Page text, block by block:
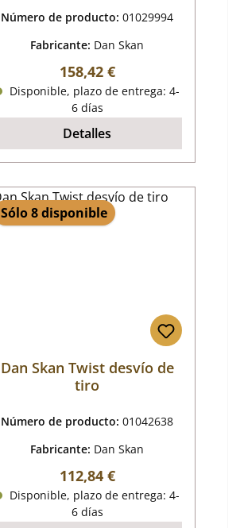
Número de producto:01029994
Fabricante: Dan Skan
Precio normal:
158,42 €
Disponible, plazo de entrega: 4-
6 días
Detalles
Sólo 8 disponible
Dan Skan Twist desvío de
tiro
Número de producto:01042638
Fabricante: Dan Skan
Precio normal:
112,84 €
Disponible, plazo de entrega: 4-
6 días